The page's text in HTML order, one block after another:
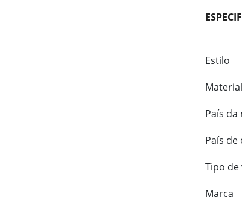
Estilo
Material
País da
País de
Tipo
Marca